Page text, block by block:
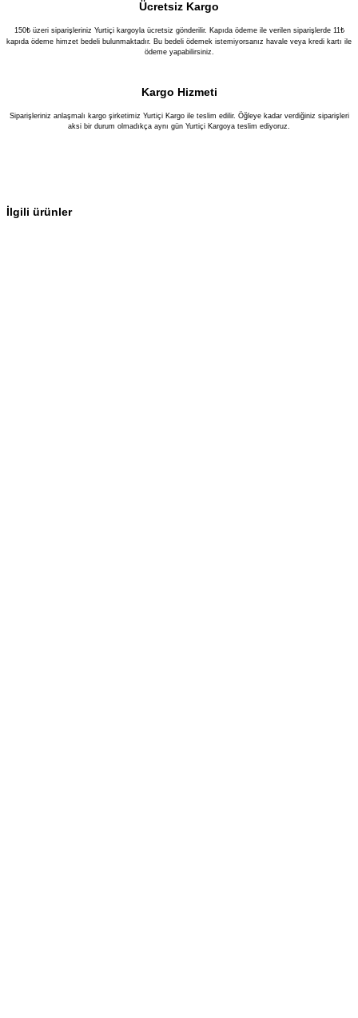
Ücretsiz Kargo
150₺ üzeri siparişleriniz Yurtiçi kargoyla ücretsiz gönderilir. Kapıda ödeme ile verilen siparişlerde 11₺
kapıda ödeme himzet bedeli bulunmaktadır. Bu bedeli ödemek istemiyorsanız havale veya kredi kartı ile
ödeme yapabilirsiniz.
Kargo Hizmeti
Siparişleriniz anlaşmalı kargo şirketimiz Yurtiçi Kargo ile teslim edilir. Öğleye kadar verdiğiniz siparişleri
aksi bir durum olmadıkça aynı gün Yurtiçi Kargoya teslim ediyoruz.
İlgili ürünler